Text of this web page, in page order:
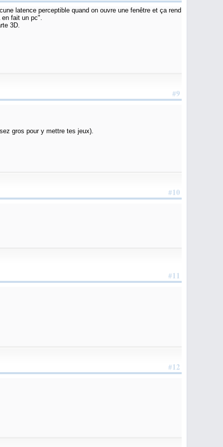
latence perceptible quand on ouvre une fenêtre et ça rend
fait un pc".
3D.
#9
gros pour y mettre tes jeux).
#10
#11
#12